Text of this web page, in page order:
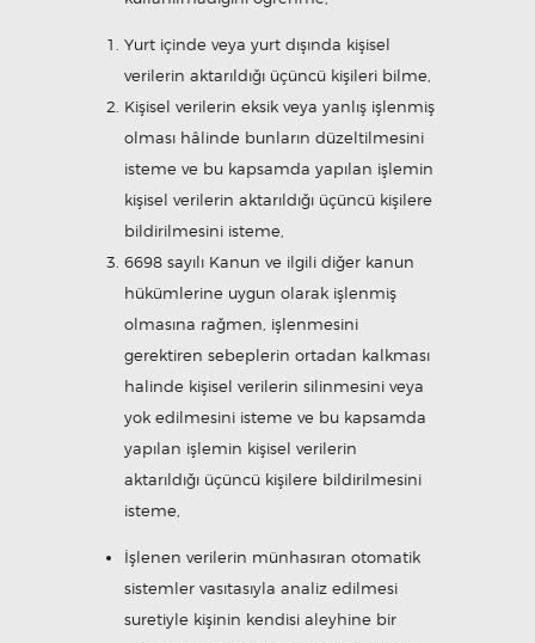
Yurt içinde veya yurt dışında kişisel
verilerin aktarıldığı üçüncü kişileri bilme,
Kişisel verilerin eksik veya yanlış işlenmiş
olması hâlinde bunların düzeltilmesini
isteme ve bu kapsamda yapılan işlemin
kişisel verilerin aktarıldığı üçüncü kişilere
bildirilmesini isteme,
6698 sayılı Kanun ve ilgili diğer kanun
hükümlerine uygun olarak işlenmiş
olmasına rağmen, işlenmesini
gerektiren sebeplerin ortadan kalkması
halinde kişisel verilerin silinmesini veya
yok edilmesini isteme ve bu kapsamda
yapılan işlemin kişisel verilerin
aktarıldığı üçüncü kişilere bildirilmesini
isteme,
İşlenen verilerin münhasıran otomatik
sistemler vasıtasıyla analiz edilmesi
suretiyle kişinin kendisi aleyhine bir